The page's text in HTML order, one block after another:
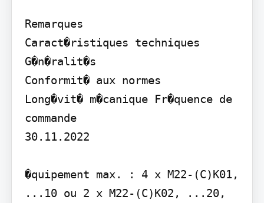
Remarques
Caract�ristiques techniques
G�n�ralit�s
Conformit� aux normes
Long�vit� m�canique Fr�quence de
commande
30.11.2022
�quipement max. : 4 x M22-(C)K01,
...10 ou 2 x M22-(C)K02, ...20,